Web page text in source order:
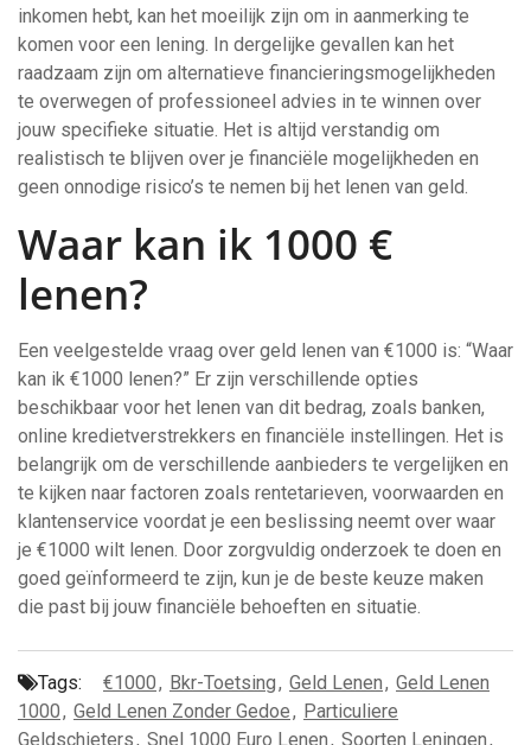
inkomen hebt, kan het moeilijk zijn om in aanmerking te
komen voor een lening. In dergelijke gevallen kan het
raadzaam zijn om alternatieve financieringsmogelijkheden
te overwegen of professioneel advies in te winnen over
jouw specifieke situatie. Het is altijd verstandig om
realistisch te blijven over je financiële mogelijkheden en
geen onnodige risico’s te nemen bij het lenen van geld.
Waar kan ik 1000 €
lenen?
Een veelgestelde vraag over geld lenen van €1000 is: “Waar
kan ik €1000 lenen?” Er zijn verschillende opties
beschikbaar voor het lenen van dit bedrag, zoals banken,
online kredietverstrekkers en financiële instellingen. Het is
belangrijk om de verschillende aanbieders te vergelijken en
te kijken naar factoren zoals rentetarieven, voorwaarden en
klantenservice voordat je een beslissing neemt over waar
je €1000 wilt lenen. Door zorgvuldig onderzoek te doen en
goed geïnformeerd te zijn, kun je de beste keuze maken
die past bij jouw financiële behoeften en situatie.
Tags: €1000, Bkr-Toetsing, Geld Lenen, Geld Lenen
1000, Geld Lenen Zonder Gedoe, Particuliere
Geldschieters, Snel 1000 Euro Lenen, Soorten Leningen,